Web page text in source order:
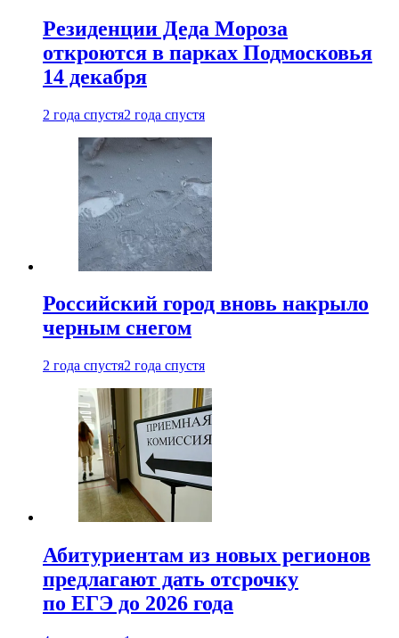
Резиденции Деда Мороза
откроются в парках Подмосковья
14 декабря
2 года спустя2 года спустя
Российский город вновь накрыло
черным снегом
2 года спустя2 года спустя
Абитуриентам из новых регионов
предлагают дать отсрочку
по ЕГЭ до 2026 года